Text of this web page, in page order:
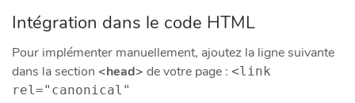
Intégration dans le code HTML
Pour implémenter manuellement, ajoutez la ligne suivante
dans la section <head> de votre page : <link
rel="canonical"